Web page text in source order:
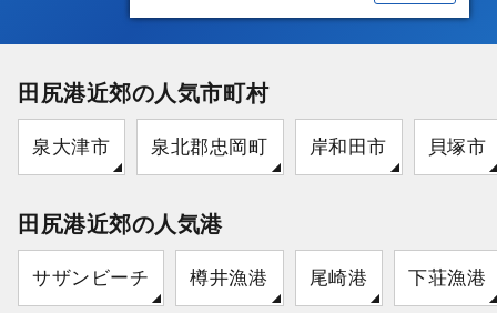
田尻港近郊の人気市町村
泉大津市 泉北郡忠岡町 岸和田市 貝塚市
田尻港近郊の人気港
サザンビーチ 樽井漁港 尾崎港 下荘漁港